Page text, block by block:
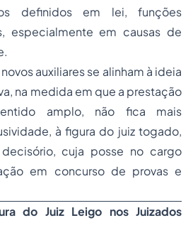
definidos em lei, funções
especialmente em causas de
auxiliares se alinham à ideia
na medida em que a prestação
amplo, não fica mais
à figura do juiz togado,
cuja posse no cargo
em concurso de provas e
do Juiz Leigo nos Juizados